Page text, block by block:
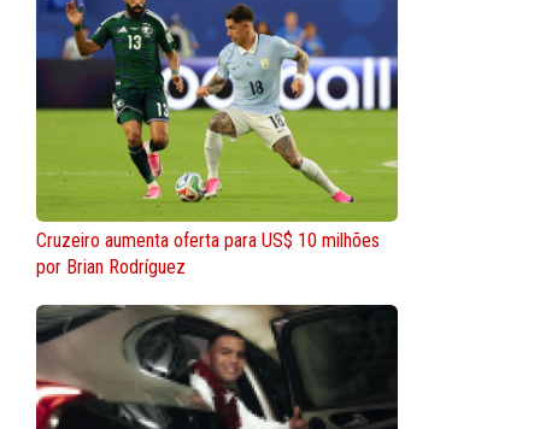
Cruzeiro aumenta oferta para US$ 10 milhões
por Brian Rodríguez